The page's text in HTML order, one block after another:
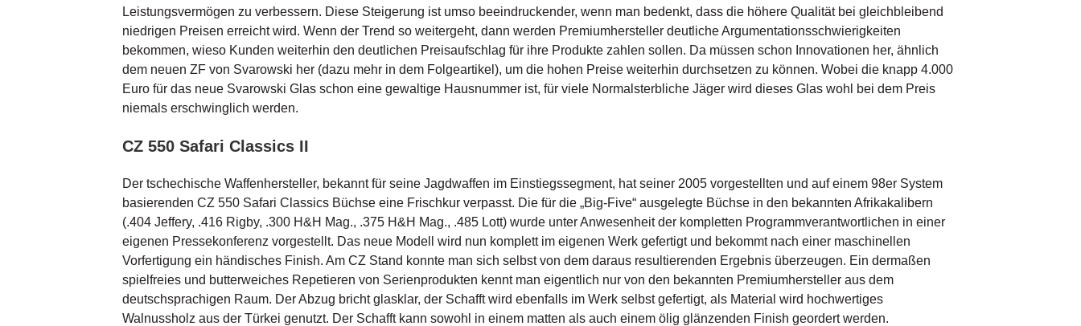
Leistungsvermögen zu verbessern. Diese Steigerung ist umso beeindruckender, wenn man bedenkt, dass die höhere Qualität bei gleichbleibend
niedrigen Preisen erreicht wird. Wenn der Trend so weitergeht, dann werden Premiumhersteller deutliche Argumentationsschwierigkeiten
bekommen, wieso Kunden weiterhin den deutlichen Preisaufschlag für ihre Produkte zahlen sollen. Da müssen schon Innovationen her, ähnlich
dem neuen ZF von Svarowski her (dazu mehr in dem Folgeartikel), um die hohen Preise weiterhin durchsetzen zu können. Wobei die knapp 4.000
Euro für das neue Svarowski Glas schon eine gewaltige Hausnummer ist, für viele Normalsterbliche Jäger wird dieses Glas wohl bei dem Preis
niemals erschwinglich werden.
CZ 550 Safari Classics II
Der tschechische Waffenhersteller, bekannt für seine Jagdwaffen im Einstiegssegment, hat seiner 2005 vorgestellten und auf einem 98er System
basierenden CZ 550 Safari Classics Büchse eine Frischkur verpasst. Die für die „Big-Five“ ausgelegte Büchse in den bekannten Afrikakalibern
(.404 Jeffery, .416 Rigby, .300 H&H Mag., .375 H&H Mag., .485 Lott) wurde unter Anwesenheit der kompletten Programmverantwortlichen in einer
eigenen Pressekonferenz vorgestellt. Das neue Modell wird nun komplett im eigenen Werk gefertigt und bekommt nach einer maschinellen
Vorfertigung ein händisches Finish. Am CZ Stand konnte man sich selbst von dem daraus resultierenden Ergebnis überzeugen. Ein dermaßen
spielfreies und butterweiches Repetieren von Serienprodukten kennt man eigentlich nur von den bekannten Premiumhersteller aus dem
deutschsprachigen Raum. Der Abzug bricht glasklar, der Schafft wird ebenfalls im Werk selbst gefertigt, als Material wird hochwertiges
Walnussholz aus der Türkei genutzt. Der Schafft kann sowohl in einem matten als auch einem ölig glänzenden Finish geordert werden.